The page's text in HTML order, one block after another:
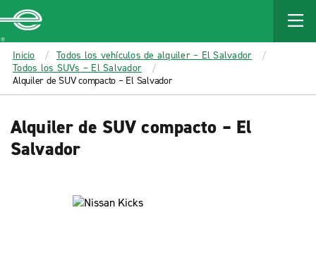
MAIN
CONTENT
Enterprise
Inicio
Todos los vehículos de alquiler – El Salvador
Todos los SUVs – El Salvador
Alquiler de SUV compacto – El Salvador
Alquiler de SUV compacto – El
Salvador